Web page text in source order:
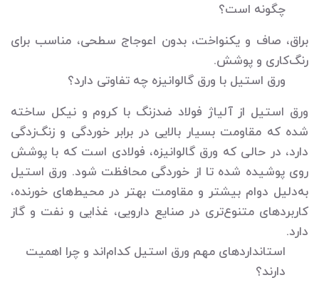
چگونه است؟
براق، صاف و یکنواخت، بدون اعوجاج سطحی، مناسب برای
رنگ‌کاری و پوشش.
ورق استیل با ورق گالوانیزه چه تفاوتی دارد؟
ورق استیل از آلیاژ فولاد ضدزنگ با کروم و نیکل ساخته
شده که مقاومت بسیار بالایی در برابر خوردگی و زنگ‌زدگی
دارد، در حالی که ورق گالوانیزه، فولادی است که با پوشش
روی پوشیده شده تا از خوردگی محافظت شود. ورق استیل
به‌دلیل دوام بیشتر و مقاومت بهتر در محیط‌های خورنده،
کاربردهای متنوع‌تری در صنایع دارویی، غذایی و نفت و گاز
دارد.
استانداردهای مهم ورق استیل کدام‌اند و چرا اهمیت
دارند؟